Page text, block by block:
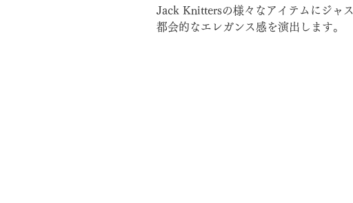
Jack Knittersの様々なアイテムにジャ
都会的なエレガンス感を演出します。